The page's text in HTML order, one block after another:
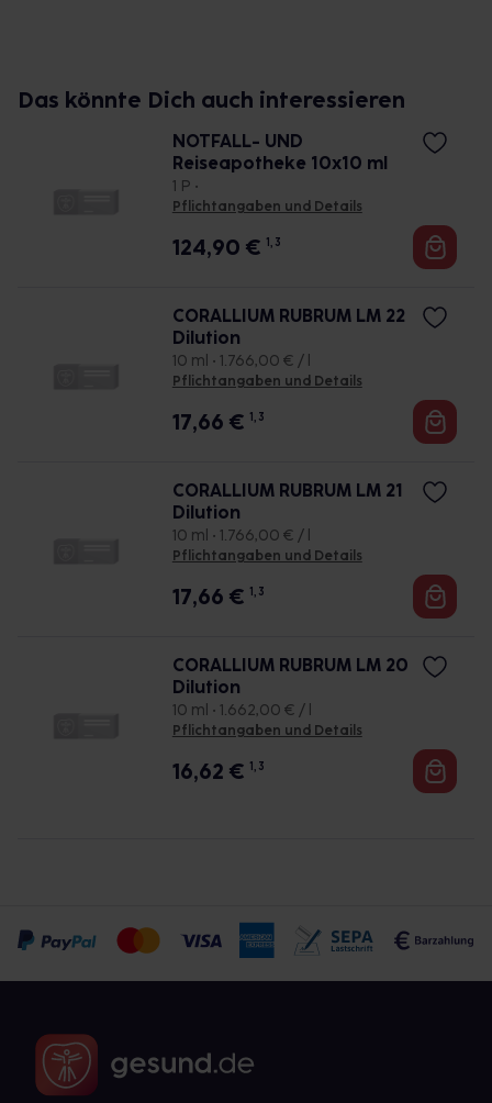
Das könnte Dich auch interessieren
NOTFALL- UND
Reiseapotheke 10x10 ml
1 P •
Pflichtangaben und Details
124,90 € 1, 3
CORALLIUM RUBRUM LM 22
Dilution
10 ml • 1.766,00 € / l
Pflichtangaben und Details
17,66 € 1, 3
CORALLIUM RUBRUM LM 21
Dilution
10 ml • 1.766,00 € / l
Pflichtangaben und Details
17,66 € 1, 3
CORALLIUM RUBRUM LM 20
Dilution
10 ml • 1.662,00 € / l
Pflichtangaben und Details
16,62 € 1, 3